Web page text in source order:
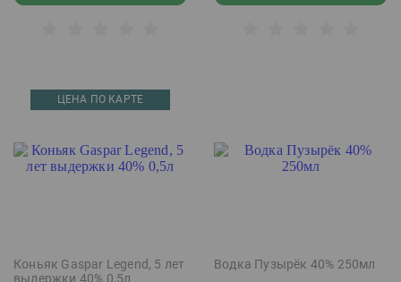
ЦЕНА ПО КАРТЕ
Коньяк Gaspar Legend, 5 лет
выдержки 40% 0,5л
Водка Пузырёк 40% 250мл